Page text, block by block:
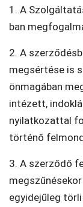
1. A
ban
2. A
megsértése is
önmagában
intézett,
nyilatkozattal
történő
3. A szerződő
egyidejűleg